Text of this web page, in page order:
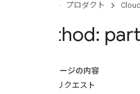
プロダクト
Method:
このページの内容
HTTP リクエスト